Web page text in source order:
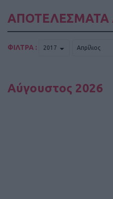
ΑΠΟΤΕΛΕΣΜΑΤΑ
ΦΙΛΤΡΑ :
Αύγουστος 2026